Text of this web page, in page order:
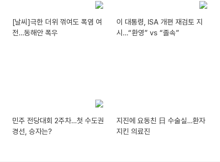
[날씨]극한 더위 꺾여도 폭염 여
전…동해안 폭우
이 대통령, ISA 개편 재검토 지
시…“환영” vs “졸속”
민주 전당대회 2주차…첫 수도권
경선, 승자는?
지진에 요동친 日 수술실…환자
지킨 의료진